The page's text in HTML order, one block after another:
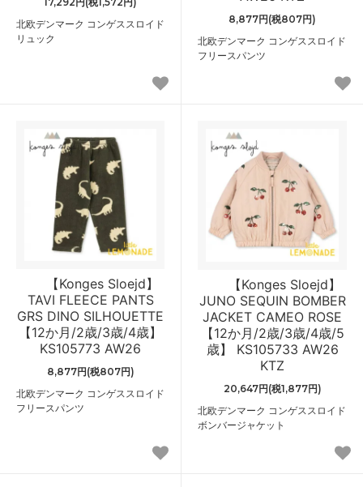
北欧デンマーク コンゲススロイド
リュック
8,877円(税807円)
北欧デンマーク コンゲススロイド
フリースパンツ
【Konges Sloejd】
TAVI FLEECE PANTS
GRS DINO SILHOUETTE
【12か月/2歳/3歳/4歳】
KS105773 AW26
8,877円(税807円)
北欧デンマーク コンゲススロイド
フリースパンツ
【Konges Sloejd】
JUNO SEQUIN BOMBER
JACKET CAMEO ROSE
【12か月/2歳/3歳/4歳/5
歳】 KS105733 AW26
KTZ
20,647円(税1,877円)
北欧デンマーク コンゲススロイド
ボンバージャケット